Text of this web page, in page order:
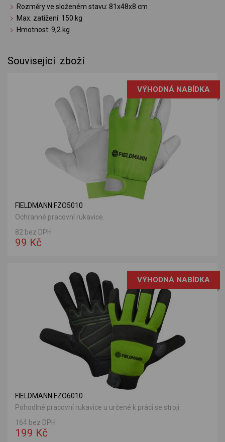
Rozměry ve složeném stavu: 81x48x8 cm
Max. zatížení: 150 kg
Hmotnost: 9,2 kg
Související zboží
VÝHODNÁ NABÍDKA
FIELDMANN FZO5010
Ochranné pracovní rukavice.
82 bez DPH
99 Kč
VÝHODNÁ NABÍDKA
FIELDMANN FZO6010
Pohodlné pracovní rukavice u určené k práci se stroji.
164 bez DPH
199 Kč